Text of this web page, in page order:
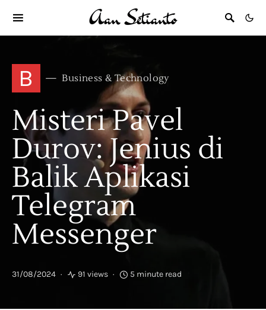
B Business & Technology
Misteri Pavel
Durov: Jenius di
Balik Aplikasi
Telegram
Messenger
31/08/2024 91 views 5 minute read